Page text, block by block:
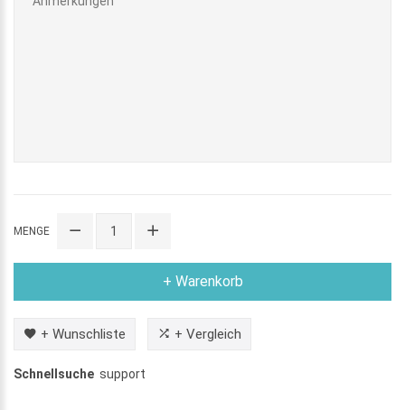
MENGE
+ Warenkorb
+ Wunschliste + Vergleich
Schnellsuche support